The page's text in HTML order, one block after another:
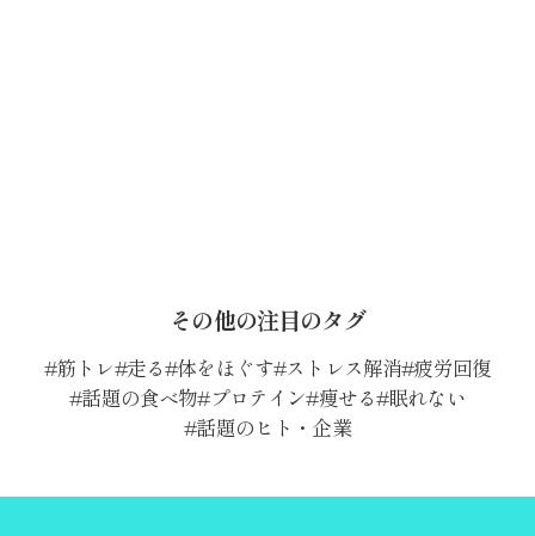
その他の注目のタグ
筋トレ 走る 体をほぐす ストレス解消 疲労回復
話題の食べ物 プロテイン 痩せる 眠れない
話題のヒト・企業